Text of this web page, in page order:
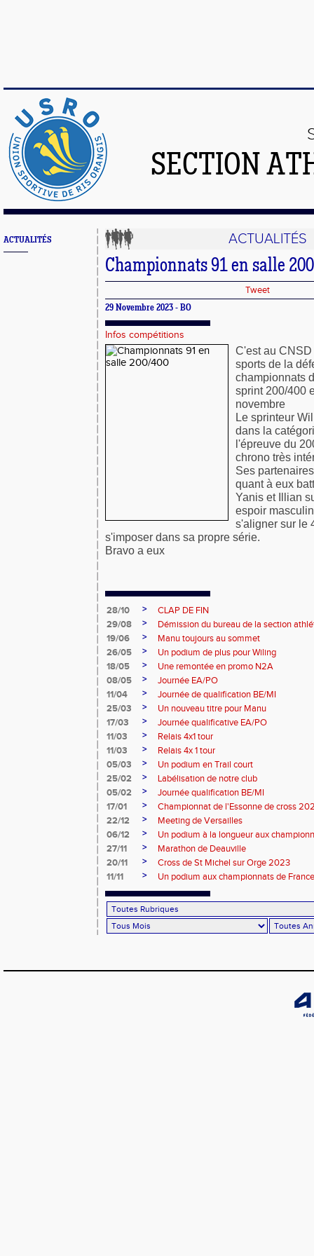
SECTION
ACTUALITÉS ACTUALITÉS
Championnats 91 en salle
Tweet
29 Novembre 2023 - BO
Infos compétitions
C'est au
sports de la
championnats
sprint 200/400
novembre
Le sprinteur
dans la
l'épreuve du
chrono très
Ses
quant à eux
Yanis et Illian
espoir
s'aligner sur le
s'imposer dans sa propre série.
Bravo a eux
28/10 >
CLAP DE FIN
29/08
>
Démission du bureau de la section
19/06
>
Manu toujours au sommet
26/05
>
Un podium de plus pour Wiling
18/05
>
Une remontée en promo N2A
08/05
>
Journée EA/PO
11/04
>
Journée de qualification BE/MI
25/03
>
Un nouveau titre pour Manu
17/03
>
Journée qualificative EA/PO
11/03
>
Relais 4x1 tour
11/03
>
Relais 4x 1 tour
05/03
>
Un podium en Trail court
25/02
>
Labélisation de notre club
05/02
>
Journée qualification BE/MI
17/01
>
Championnat de l'Essonne de cross
22/12
>
Meeting de Versailles
06/12
>
Un podium à la longueur aux
27/11
>
Marathon de Deauville
20/11
>
Cross de St Michel sur Orge 2023
11/11
> Un podium aux championnats de